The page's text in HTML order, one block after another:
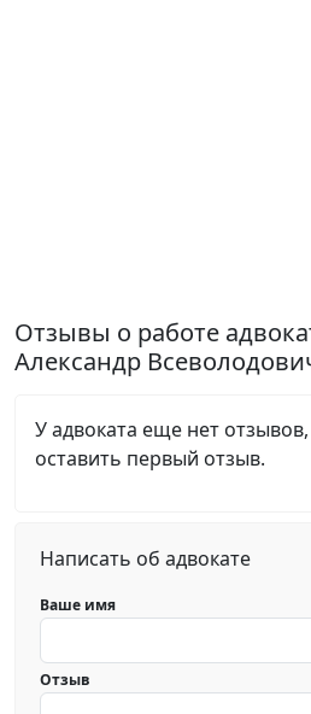
Отзывы о работе
Александр
У адвоката еще нет
оставить первый отзыв.
Написать об адвокате
Ваше имя
Отзыв